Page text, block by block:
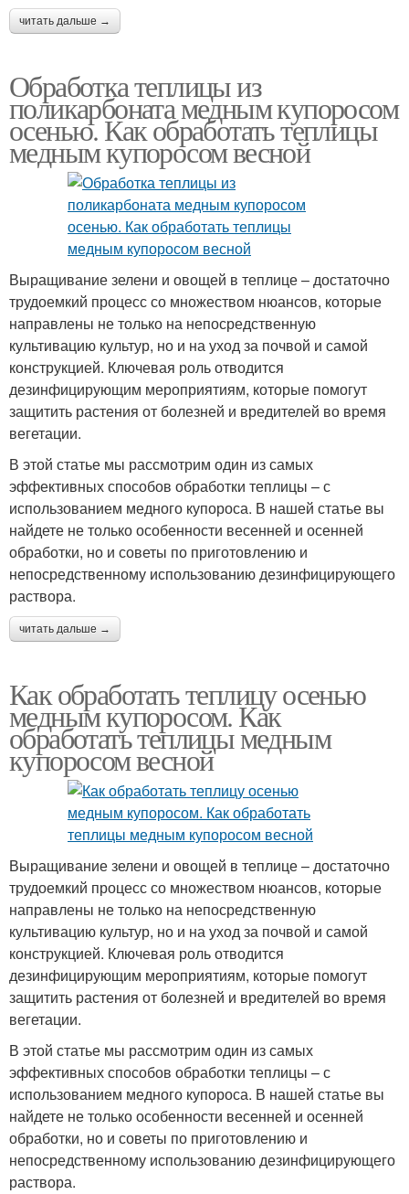
читать дальше →
Обработка теплицы из
поликарбоната медным купоросом
осенью. Как обработать теплицы
медным купоросом весной
Выращивание зелени и овощей в теплице – достаточно
трудоемкий процесс со множеством нюансов, которые
направлены не только на непосредственную
культивацию культур, но и на уход за почвой и самой
конструкцией. Ключевая роль отводится
дезинфицирующим мероприятиям, которые помогут
защитить растения от болезней и вредителей во время
вегетации.
В этой статье мы рассмотрим один из самых
эффективных способов обработки теплицы – с
использованием медного купороса. В нашей статье вы
найдете не только особенности весенней и осенней
обработки, но и советы по приготовлению и
непосредственному использованию дезинфицирующего
раствора.
читать дальше →
Как обработать теплицу осенью
медным купоросом. Как
обработать теплицы медным
купоросом весной
Выращивание зелени и овощей в теплице – достаточно
трудоемкий процесс со множеством нюансов, которые
направлены не только на непосредственную
культивацию культур, но и на уход за почвой и самой
конструкцией. Ключевая роль отводится
дезинфицирующим мероприятиям, которые помогут
защитить растения от болезней и вредителей во время
вегетации.
В этой статье мы рассмотрим один из самых
эффективных способов обработки теплицы – с
использованием медного купороса. В нашей статье вы
найдете не только особенности весенней и осенней
обработки, но и советы по приготовлению и
непосредственному использованию дезинфицирующего
раствора.